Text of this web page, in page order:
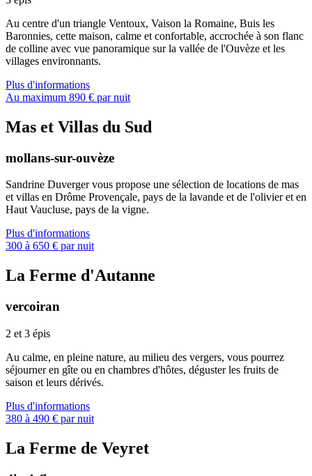
Au centre d'un triangle Ventoux, Vaison la Romaine, Buis les
Baronnies, cette maison, calme et confortable, accrochée à son flanc
de colline avec vue panoramique sur la vallée de l'Ouvèze et les
villages environnants.
Plus d'informations
Au maximum 890 € par nuit
Mas et Villas du Sud
mollans-sur-ouvèze
Sandrine Duverger vous propose une sélection de locations de mas
et villas en Drôme Provençale, pays de la lavande et de l'olivier et en
Haut Vaucluse, pays de la vigne.
Plus d'informations
300 à 650 € par nuit
La Ferme d'Autanne
vercoiran
2 et 3 épis
Au calme, en pleine nature, au milieu des vergers, vous pourrez
séjourner en gîte ou en chambres d'hôtes, déguster les fruits de
saison et leurs dérivés.
Plus d'informations
380 à 490 € par nuit
La Ferme de Veyret